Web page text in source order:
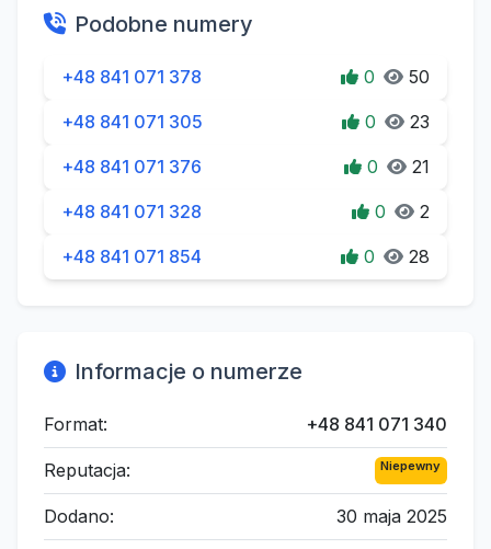
Podobne numery
+48 841 071 378 0 50
+48 841 071 305 0 23
+48 841 071 376 0 21
+48 841 071 328 0 2
+48 841 071 854 0 28
Informacje o numerze
Format: +48 841 071 340
Reputacja: Niepewny
Dodano: 30 maja 2025